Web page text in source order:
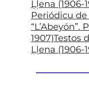
Ḷḷena (1906-
Periódicu de
“L’Abeyón”.
1907)Testos
Ḷḷena (1906-